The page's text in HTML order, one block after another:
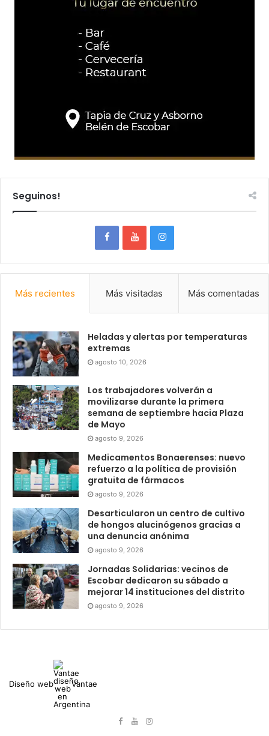
Seguinos!
Más recientes Más visitadas Más comentadas
Heladas y alertas por temperaturas
extremas
agosto 10, 2026
Los trabajadores volverán a
movilizarse durante la primera
semana de septiembre hacia Plaza
de Mayo
agosto 9, 2026
Medicamentos Bonaerenses: nuevo
refuerzo a la política de provisión
gratuita de fármacos
agosto 9, 2026
Desarticularon un centro de cultivo
de hongos alucinógenos gracias a
una denuncia anónima
agosto 9, 2026
Jornadas Solidarias: vecinos de
Escobar dedicaron su sábado a
mejorar 14 instituciones del distrito
agosto 9, 2026
Diseño web Vantae